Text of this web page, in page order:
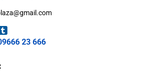
23 666